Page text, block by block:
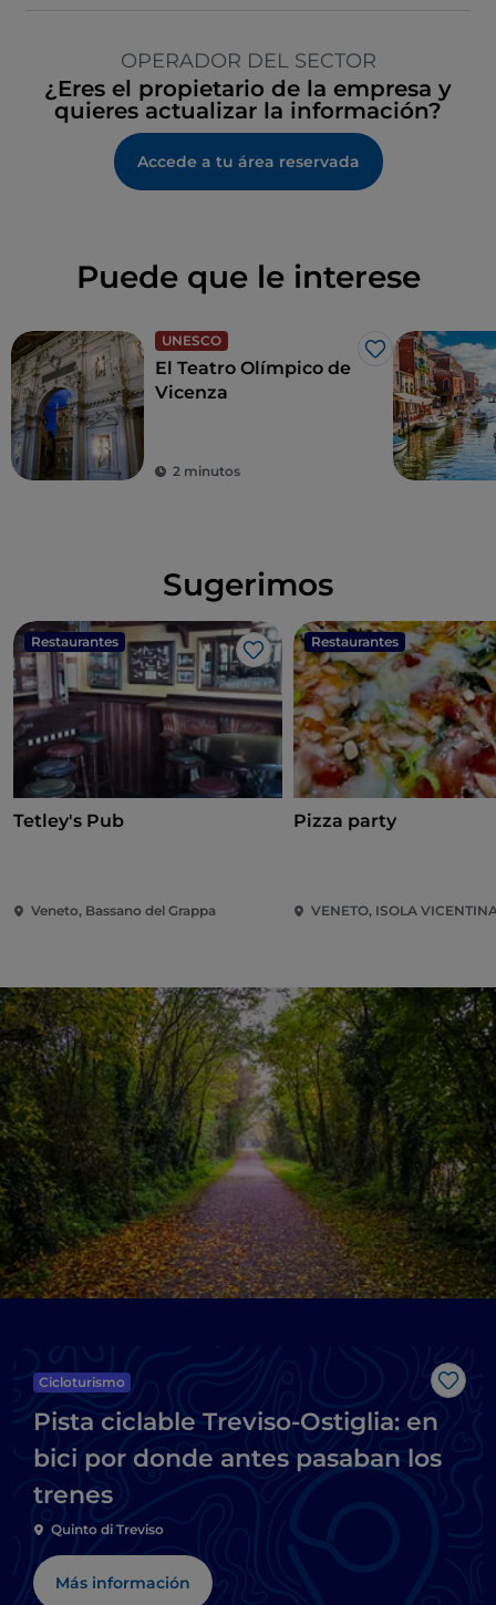
OPERADOR DEL SECTOR
¿Eres el propietario de la empresa y
quieres actualizar la información?
Accede a tu área reservada
Puede que le interese
UNESCO
Me gusta
El Teatro Olímpico de
Vicenza
2 minutos
Sugerimos
Restaurantes
Me gusta
Tetley's Pub
Veneto, Bassano del Grappa
Restaurantes
Pizza party
VENETO, ISOLA
Me
Cicloturismo
Pista ciclable Treviso-Ostiglia: en
bici por donde antes pasaban los
trenes
Quinto di Treviso
Más información